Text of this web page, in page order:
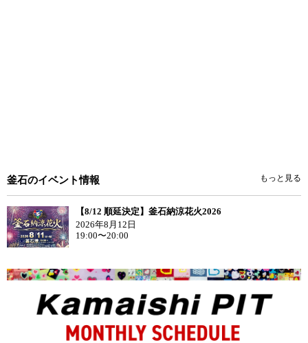
釜石のイベント情報 もっと見る
【8/12 順延決定】釜石納涼花火2026
2026年8月12日
19:00〜20:00